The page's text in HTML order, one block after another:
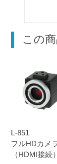
この
L-851
フルHDカメ
（HDMI接続）